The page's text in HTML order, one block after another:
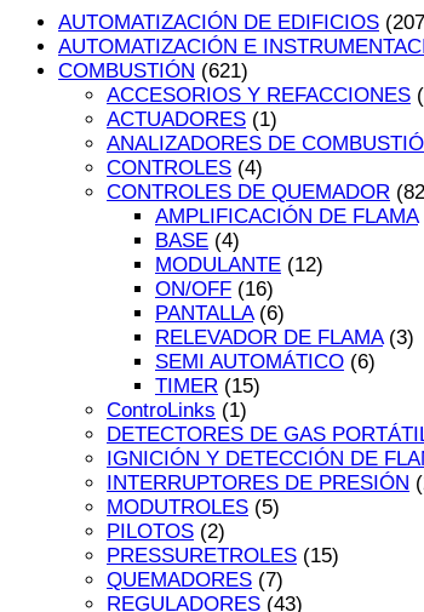
AUTOMATIZACIÓN DE EDIFICIOS
AUTOMATIZACIÓN E
COMBUSTIÓN (621)
ACCESORIOS Y REFACCIONES
ACTUADORES (1)
ANALIZADORES DE
CONTROLES (4)
CONTROLES DE QUEMADOR
AMPLIFICACIÓN DE FLAMA
BASE (4)
MODULANTE (12)
ON/OFF (16)
PANTALLA (6)
RELEVADOR DE FLAMA (3)
SEMI AUTOMÁTICO (6)
TIMER (15)
ControLinks (1)
DETECTORES DE GAS
IGNICIÓN Y DETECCIÓN DE
INTERRUPTORES DE PRESIÓN
MODUTROLES (5)
PILOTOS (2)
PRESSURETROLES (15)
QUEMADORES (7)
REGULADORES (43)